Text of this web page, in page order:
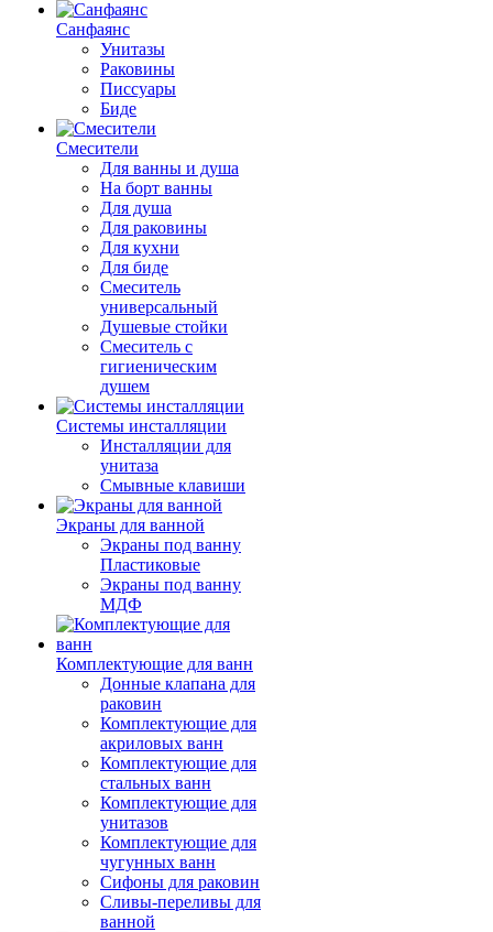
Санфаянс
Унитазы
Раковины
Писсуары
Биде
Смесители
Для ванны и душа
На борт ванны
Для душа
Для раковины
Для кухни
Для биде
Смеситель
универсальный
Душевые стойки
Смеситель с
гигиеническим
душем
Системы инсталляции
Инсталляции для
унитаза
Смывные клавиши
Экраны для ванной
Экраны под ванну
Пластиковые
Экраны под ванну
МДФ
Комплектующие для ванн
Донные клапана для
раковин
Комплектующие для
акриловых ванн
Комплектующие для
стальных ванн
Комплектующие для
унитазов
Комплектующие для
чугунных ванн
Сифоны для раковин
Сливы-переливы для
ванной